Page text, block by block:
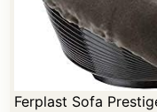
Ferplast Sofa